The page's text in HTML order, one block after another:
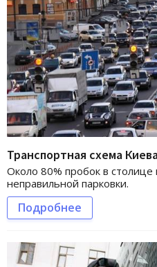
Транспортная схема
Около 80% пробок в столице
неправильной парковки.
Подробнее